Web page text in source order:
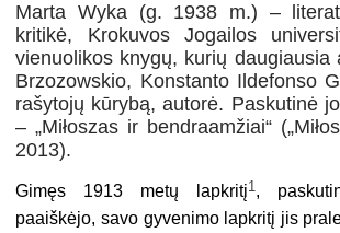
Marta Wyka (g. 1938 m.) –
kritikė, Krokuvos Jogailos
vienuolikos knygų, kurių daugiausia
Brzozowskio, Konstanto Ildefonso
rašytojų kūrybą, autorė. Paskutinė
– „Miłoszas ir bendraamžiai“
2013).
Gimęs 1913 metų lapkritį1 ,
paaiškėjo, savo gyvenimo lapkritį jis